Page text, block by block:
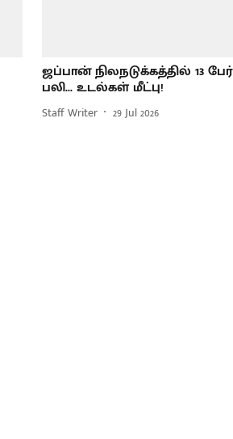
ஜப்பான் நிலநடுக்கத்தில் 13 பேர்
பலி... உடல்கள் மீட்பு!
Staff Writer 29 Jul 2026